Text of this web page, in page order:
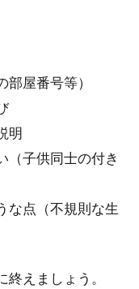
屋番号等）
明
（子供同士の付き
な点（不規則な生
えましょう。